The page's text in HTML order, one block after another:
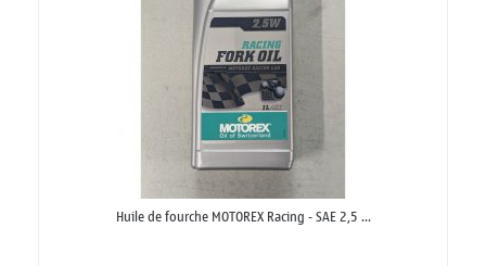
Huile de fourche MOTOREX Racing - SAE 2,5 ...